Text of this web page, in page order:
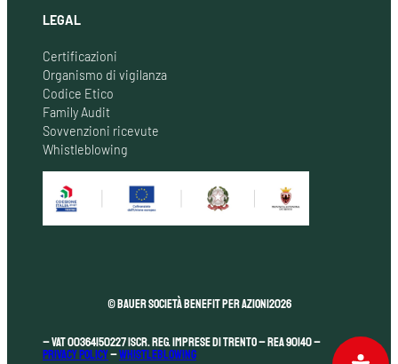
LEGAL
Certificazioni
Organismo di vigilanza
Codice Etico
Family Audit
Sovvenzioni ricevute
Whistleblowing
© Bauer Società Benefit per Azioni2026
– VAT 00364150227 Iscr. Reg. Imprese di Trento – REA 90140 –
Privacy Policy–Whistleblowing